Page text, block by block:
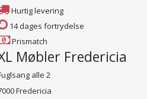
Hurtig levering
14 dages fortrydelse
Prismatch
Møbler Fredericia
alle 2
Fredericia